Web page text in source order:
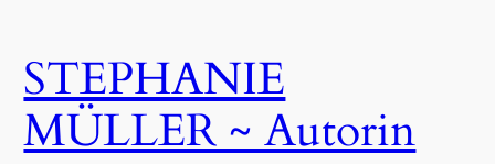
springen
STEPHANIE
MÜLLER ~ Autorin